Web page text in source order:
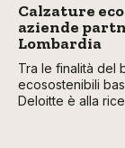
Calzature
aziende
Lombardia
Tra le finalità del
ecosostenibili
Deloitte è alla